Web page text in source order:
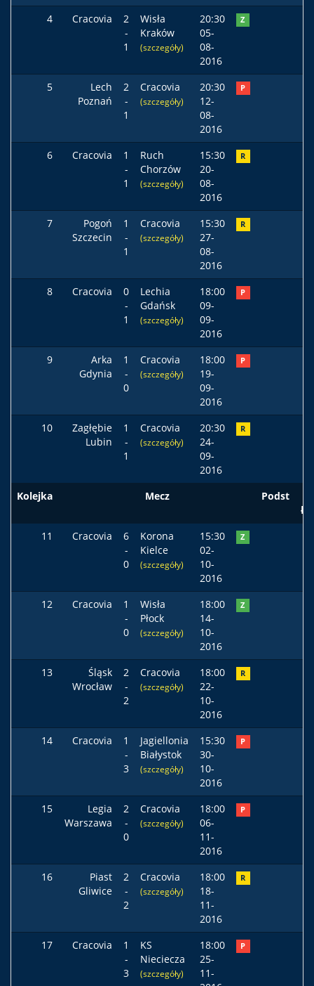
4 Cracovia
2
-
1
Wisła
Kraków
(szczegóły)
20:30
05-
08-
2016
Z
5
Lech
Poznań
2
-
1
Cracovia
(szczegóły)
20:30
12-
08-
2016
P
6 Cracovia
1
-
1
Ruch
Chorzów
(szczegóły)
15:30
20-
08-
2016
R
7
Pogoń
Szczecin
1
-
1
Cracovia
(szczegóły)
15:30
27-
08-
2016
R
8 Cracovia
0
-
1
Lechia
Gdańsk
(szczegóły)
18:00
09-
09-
2016
P
9
Arka
Gdynia
1
-
0
Cracovia
(szczegóły)
18:00
19-
09-
2016
P
10
Zagłębie
Lubin
1
-
1
Cracovia
(szczegóły)
20:30
24-
09-
2016
R
Kolejka Mecz Podst
11
Cracovia
6
-
0
Korona
Kielce
(szczegóły)
15:30
02-
10-
2016
Z
12 Cracovia
1
-
0
Wisła
Płock
(szczegóły)
18:00
14-
10-
2016
Z
13
Śląsk
Wrocław
2
-
2
Cracovia
(szczegóły)
18:00
22-
10-
2016
R
14 Cracovia
1
-
3
Jagiellonia
Białystok
(szczegóły)
15:30
30-
10-
2016
P
15
Legia
Warszawa
2
-
0
Cracovia
(szczegóły)
18:00
06-
11-
2016
P
16
Piast
Gliwice
2
-
2
Cracovia
(szczegóły)
18:00
18-
11-
2016
R
17 Cracovia
1
-
3
KS
Nieciecza
(szczegóły)
18:00
25-
11-
P